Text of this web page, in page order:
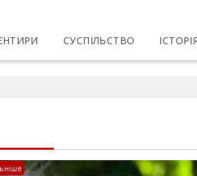
СУСПІЛЬСТВО ІСТОРІЯ